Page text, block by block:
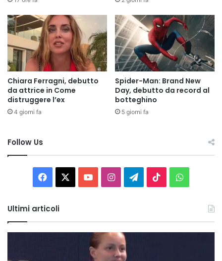
Chiara Ferragni, debutto
da attrice in Come
distruggere l’ex
4 giorni fa
Spider-Man: Brand New
Day, debutto da record al
botteghino
5 giorni fa
Follow Us
Facebook You InstagramTelegram
TikTok
Ultimi articoli